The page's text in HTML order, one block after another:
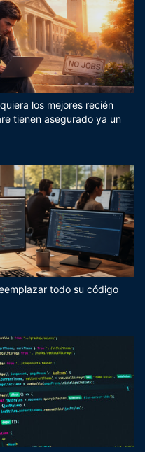
los mejores recién
tienen asegurado ya un
todo su código